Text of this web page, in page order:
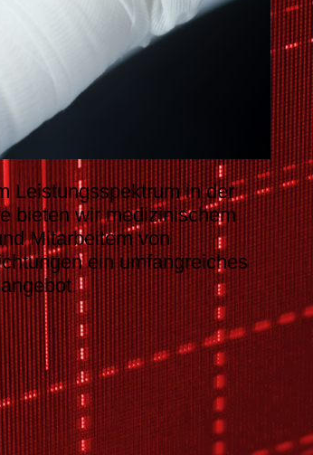
Leistungsspektrum in der
bieten wir medizinischem
Mitarbeitern von
ein umfangreiches